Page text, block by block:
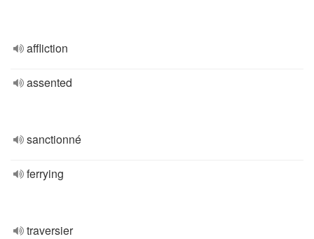
affliction
assented
sanctionné
ferrying
traversier